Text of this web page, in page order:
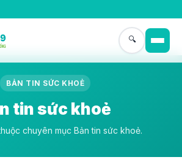
🔍
BẢN TIN SỨC KHOẺ
tin sức khoẻ
chuyên mục Bản tin sức khoẻ.